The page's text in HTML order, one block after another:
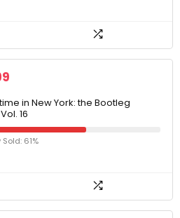
in New York: the Bootleg
16
61%